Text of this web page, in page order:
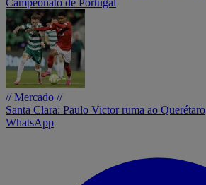
// Mercado //
Santa Clara: Paulo Victor ruma ao Querétaro
WhatsApp